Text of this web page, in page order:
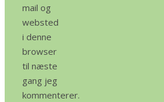
mail og
websted
i denne
browser
til næste
gang jeg
kommenterer.